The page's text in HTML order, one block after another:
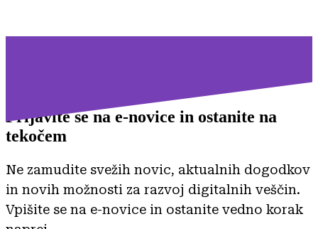
Prijavite se na e-novice in ostanite na
tekočem
Ne zamudite svežih novic, aktualnih dogodkov
in novih možnosti za razvoj digitalnih veščin.
Vpišite se na e-novice in ostanite vedno korak